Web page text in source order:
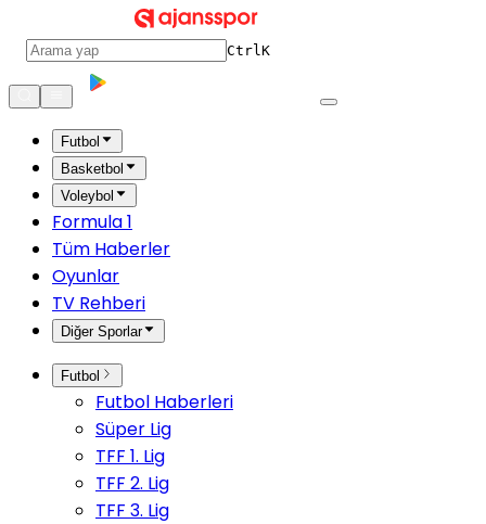
CtrlK
Futbol
Basketbol
Voleybol
Formula 1
Tüm Haberler
Oyunlar
TV Rehberi
Diğer Sporlar
Futbol
Futbol Haberleri
Süper Lig
TFF 1. Lig
TFF 2. Lig
TFF 3. Lig